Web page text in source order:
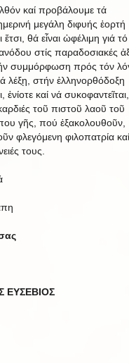
καί προβάλουμε τά
μεγάλη διφυής ἑορτή
θά εἶναι ὠφέλιμη γιά τό
στίς παραδοσιακές
συμμόρφωση πρός τόν
λέξῃ, στήν ἑλληνορθόδοξη
καί νά συκοφαντεῖται,
τοῦ πιστοῦ λαοῦ τοῦ
γῆς, πού ἐξακολουθοῦν,
φλεγόμενη φιλοπατρία καί
τους.
ΕΥΣΕΒΙΟΣ